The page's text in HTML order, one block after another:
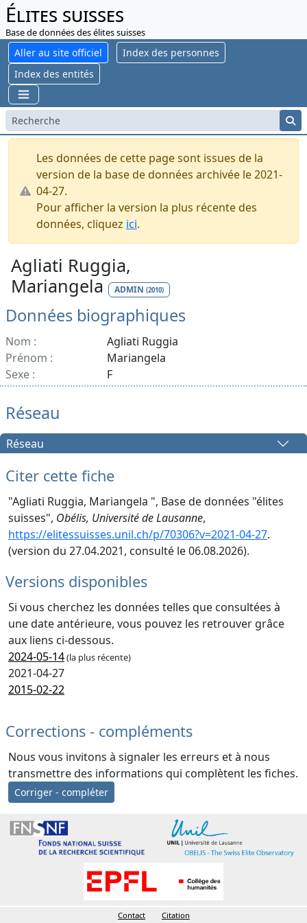
Élites suisses
Base de données des élites suisses
Aller au site officiel
Index des personnes
Index des entités
Les données de cette page sont issues de la
version de la base de données archivée le 2021-
04-27.
Pour afficher la version la plus récente des
données, cliquez ici.
Agliati Ruggia,
Mariangela
ADMIN (2010)
Données biographiques
Nom :
Agliati Ruggia
Prénom :
Mariangela
Sexe :
F
Réseau
Réseau
Citer cette fiche
"Agliati Ruggia, Mariangela ", Base de données "élites
suisses", Obélis, Université de Lausanne,
https://elitessuisses.unil.ch/p/70306?v=2021-04-27.
(version du 27.04.2021, consulté le 06.08.2026).
Versions disponibles
Si vous cherchez les données telles que consultées à
une date antérieure, vous pouvez les retrouver grâce
aux liens ci-dessous.
2024-05-14(la plus récente)
2021-04-27
2015-02-22
Corrections - compléments
Nous vous invitons à signaler les erreurs et à nous
transmettre des informations qui complètent les fiches.
Corriger - compléter
Contact Citation